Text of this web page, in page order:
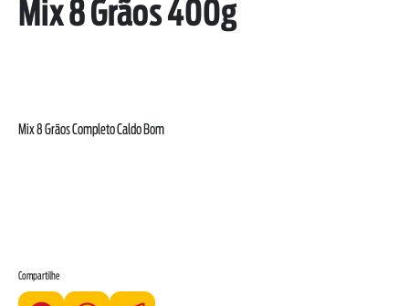
Mix 8 Grãos 400g
Mix 8 Grãos Completo Caldo Bom
Compartilhe